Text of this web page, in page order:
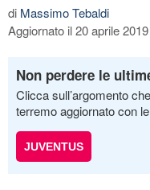
di Massimo Tebaldi
Aggiornato il 20 aprile
Non perdere le
Clicca sull’argomento
terremo aggiornato con
JUVENTUS